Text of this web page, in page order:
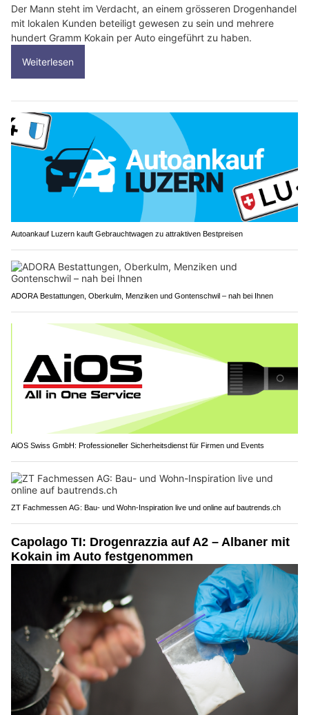
Der Mann steht im Verdacht, an einem grösseren Drogenhandel
mit lokalen Kunden beteiligt gewesen zu sein und mehrere
hundert Gramm Kokain per Auto eingeführt zu haben.
Weiterlesen
Autoankauf Luzern kauft Gebrauchtwagen zu attraktiven Bestpreisen
ADORA Bestattungen, Oberkulm, Menziken und Gontenschwil – nah bei Ihnen
AiOS Swiss GmbH: Professioneller Sicherheitsdienst für Firmen und Events
ZT Fachmessen AG: Bau- und Wohn-Inspiration live und online auf bautrends.ch
Capolago TI: Drogenrazzia auf A2 – Albaner mit
Kokain im Auto festgenommen